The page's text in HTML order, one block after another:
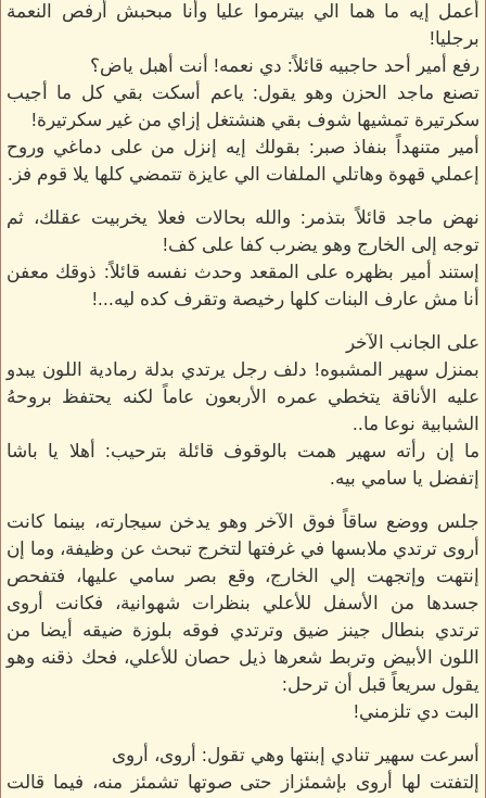
أعمل إيه ما هما الي بيترموا عليا وأنا مبحبش أرفص النعمة
برجليا!
رفع أمير أحد حاجبيه قائلاً: دي نعمه! أنت أهبل ياض؟
تصنع ماجد الحزن وهو يقول: ياعم أسكت بقي كل ما أجيب
سكرتيرة تمشيها شوف بقي هنشتغل إزاي من غير سكرتيرة!
أمير متنهداً بنفاذ صبر: بقولك إيه إنزل من على دماغي وروح
إعملي قهوة وهاتلي الملفات الي عايزة تتمضي كلها يلا قوم فز.
نهض ماجد قائلاً بتذمر: والله بحالات فعلا يخربيت عقلك، ثم
توجه إلى الخارج وهو يضرب كفا على كف!
إستند أمير بظهره على المقعد وحدث نفسه قائلاً: ذوقك معفن
أنا مش عارف البنات كلها رخيصة وتقرف كده ليه...!
على الجانب الآخر
بمنزل سهير المشبوه! دلف رجل يرتدي بدلة رمادية اللون يبدو
عليه الأناقة يتخطي عمره الأربعون عاماً لكنه يحتفظ بروحهُ
الشبابية نوعا ما..
ما إن رأته سهير همت بالوقوف قائلة بترحيب: أهلا يا باشا
إتفضل يا سامي بيه.
جلس ووضع ساقاً فوق الآخر وهو يدخن سيجارته، بينما كانت
أروى ترتدي ملابسها في غرفتها لتخرج تبحث عن وظيفة، وما إن
إنتهت وإتجهت إلي الخارج، وقع بصر سامي عليها، فتفحص
جسدها من الأسفل للأعلي بنظرات شهوانية، فكانت أروى
ترتدي بنطال جينز ضيق وترتدي فوقه بلوزة ضيقه أيضا من
اللون الأبيض وتربط شعرها ذيل حصان للأعلي، فحك ذقنه وهو
يقول سريعاً قبل أن ترحل:
البت دي تلزمني!
أسرعت سهير تنادي إبنتها وهي تقول: أروى، أروى
إلتفتت لها أروى بإشمئزاز حتى صوتها تشمئز منه، فيما قالت